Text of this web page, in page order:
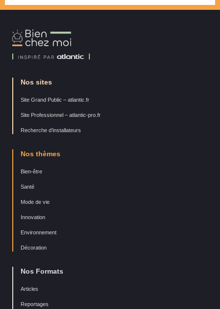
Bien
Chez
Nos sites
Site Grand Public – atlantic.fr
Site Professionnel – atlantic-pro.fr
Recherche d’installateurs
Nos thèmes
Bien-être
Santé
Mode de vie
Innovation
Environnement
Décoration
Nos Formats
Articles
Reportages